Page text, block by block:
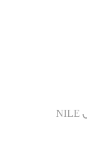
متاح الآن لدى متجر حدائق روابي النيل NILE